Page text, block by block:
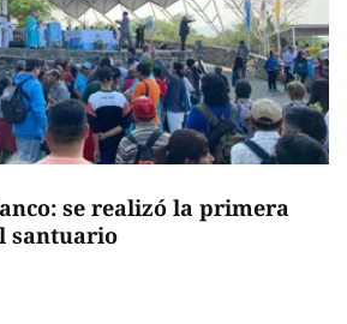
se realizó la primera
santuario